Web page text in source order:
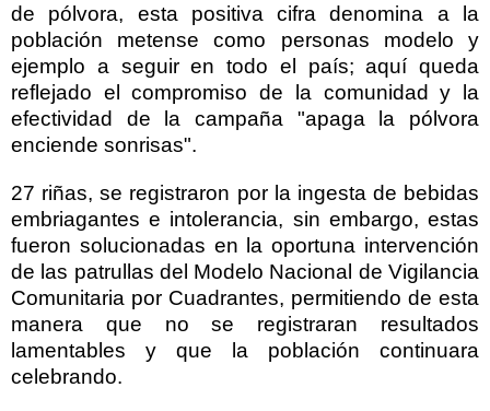
de pólvora, esta positiva cifra denomina a la
población metense como personas modelo y
ejemplo a seguir en todo el país; aquí queda
reflejado el compromiso de la comunidad y la
efectividad de la campaña "apaga la pólvora
enciende sonrisas".
27 riñas, se registraron por la ingesta de bebidas
embriagantes e intolerancia, sin embargo, estas
fueron solucionadas en la oportuna intervención
de las patrullas del Modelo Nacional de Vigilancia
Comunitaria por Cuadrantes, permitiendo de esta
manera que no se registraran resultados
lamentables y que la población continuara
celebrando.